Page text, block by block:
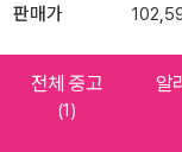
판매가
전체 중고
(1)
알